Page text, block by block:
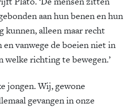
aan hun benen en hun
kunnen, alleen maar recht
vanwege de boeien niet in
richting te bewegen.’
jongen. Wij, gewone
gevangen in onze